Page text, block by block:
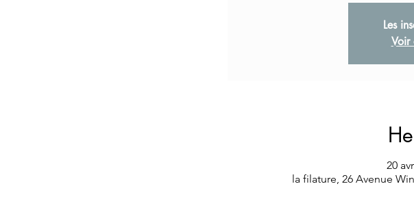
Les
Voir
20
la filature, 26 Avenue